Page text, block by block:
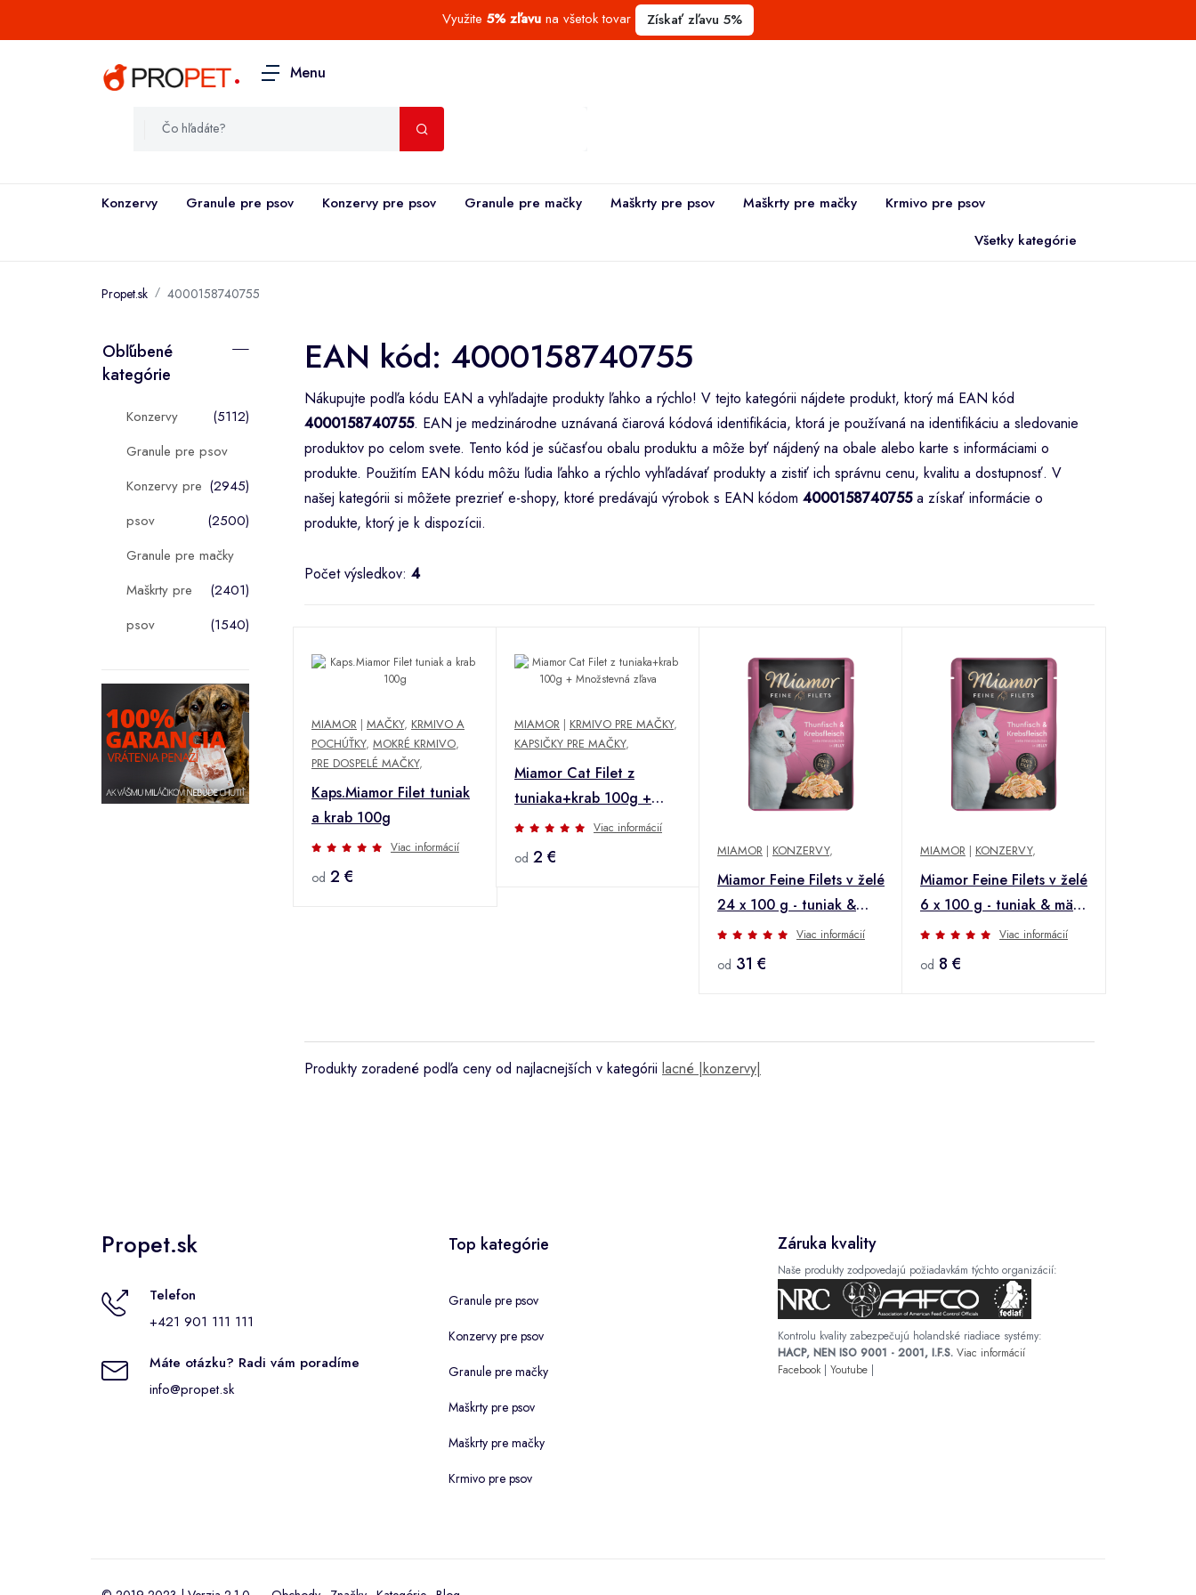
Využite 5% zľavu na všetok tovar Získať zľavu 5%
. Menu
Konzervy Granule pre psov Konzervy pre psov Granule pre mačky Maškrty pre psov Maškrty pre mačky
Krmivo pre psov
Všetky kategórie
Propet.sk 4000158740755
Obľúbené
kategórie
Konzervy
(5112)
Granule pre psov
(2945)
Konzervy pre
psov
(2500)
Granule pre mačky
(2401)
Maškrty pre
psov
(1540)
EAN kód: 4000158740755
Nákupujte podľa kódu EAN a vyhľadajte produkty ľahko a rýchlo! V tejto kategórii nájdete produkt, ktorý má EAN kód
4000158740755. EAN je medzinárodne uznávaná čiarová kódová identifikácia, ktorá je používaná na identifikáciu a sledovanie
produktov po celom svete. Tento kód je súčasťou obalu produktu a môže byť nájdený na obale alebo karte s informáciami o
produkte. Použitím EAN kódu môžu ľudia ľahko a rýchlo vyhľadávať produkty a zistiť ich správnu cenu, kvalitu a dostupnosť. V
našej kategórii si môžete prezrieť e-shopy, ktoré predávajú výrobok s EAN kódom 4000158740755a získať informácie o
produkte, ktorý je k dispozícii.
Počet výsledkov: 4
MIAMOR | MAČKY, KRMIVO A
POCHÚŤKY, MOKRÉ KRMIVO,
PRE DOSPELÉ MAČKY,
Kaps.Miamor Filet tuniak
a krab 100g
Viac informácií
od 2 €
MIAMOR | KRMIVO PRE MAČKY,
KAPSIČKY PRE MAČKY,
Miamor Cat Filet z
tuniaka+krab 100g +
Množstevná zľava
Viac informácií
od 2 € MIAMOR | KONZERVY,
Miamor Feine Filets v želé
24 x 100 g - tuniak &
mäso z raka Viac informácií
od 31 €
MIAMOR | KONZERVY,
Miamor Feine Filets v želé
6 x 100 g - tuniak & mäso
z kraba
Viac informácií
od 8 €
Produkty zoradené podľa ceny od najlacnejších v kategórii lacné |konzervy|
Propet.sk
Telefon
+421 901 111 111
Máte otázku? Radi vám poradíme
info@propet.sk
Top kategórie
Granule pre psov
Konzervy pre psov
Granule pre mačky
Maškrty pre psov
Maškrty pre mačky
Krmivo pre psov
Záruka kvality
Naše produkty zodpovedajú požiadavkám týchto organizácií:
Kontrolu kvality zabezpečujú holandské riadiace systémy:
HACP, NEN ISO 9001 - 2001, I.F.S. Viac informácií
Facebook| Youtube |